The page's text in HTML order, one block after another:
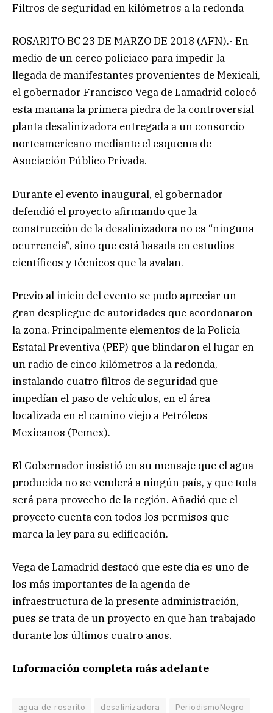
Filtros de seguridad en kilómetros a la redonda
ROSARITO BC 23 DE MARZO DE 2018 (AFN).- En
medio de un cerco policiaco para impedir la
llegada de manifestantes provenientes de Mexicali,
el gobernador Francisco Vega de Lamadrid colocó
esta mañana la primera piedra de la controversial
planta desalinizadora entregada a un consorcio
norteamericano mediante el esquema de
Asociación Público Privada.
Durante el evento inaugural, el gobernador
defendió el proyecto afirmando que la
construcción de la desalinizadora no es “ninguna
ocurrencia”, sino que está basada en estudios
científicos y técnicos que la avalan.
Previo al inicio del evento se pudo apreciar un
gran despliegue de autoridades que acordonaron
la zona. Principalmente elementos de la Policía
Estatal Preventiva (PEP) que blindaron el lugar en
un radio de cinco kilómetros a la redonda,
instalando cuatro filtros de seguridad que
impedían el paso de vehículos, en el área
localizada en el camino viejo a Petróleos
Mexicanos (Pemex).
El Gobernador insistió en su mensaje que el agua
producida no se venderá a ningún país, y que toda
será para provecho de la región. Añadió que el
proyecto cuenta con todos los permisos que
marca la ley para su edificación.
Vega de Lamadrid destacó que este día es uno de
los más importantes de la agenda de
infraestructura de la presente administración,
pues se trata de un proyecto en que han trabajado
durante los últimos cuatro años.
Información completa más adelante
agua de rosarito desalinizadora PeriodismoNegro